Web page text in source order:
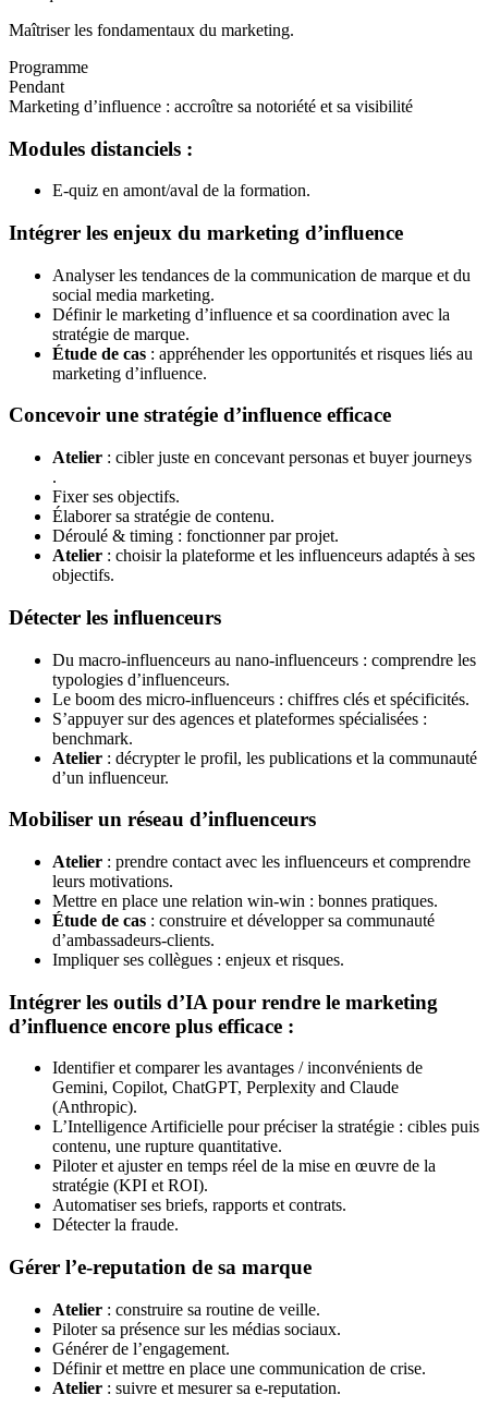
Maîtriser les fondamentaux du marketing.
Programme
Pendant
Marketing d’influence : accroître sa notoriété et sa visibilité
Modules distanciels :
E-quiz en amont/aval de la formation.
Intégrer les enjeux du marketing d’influence
Analyser les tendances de la communication de marque et du
social media marketing.
Définir le marketing d’influence et sa coordination avec la
stratégie de marque.
Étude de cas : appréhender les opportunités et risques liés au
marketing d’influence.
Concevoir une stratégie d’influence efficace
Atelier : cibler juste en concevant personas et buyer journeys
.
Fixer ses objectifs.
Élaborer sa stratégie de contenu.
Déroulé & timing : fonctionner par projet.
Atelier : choisir la plateforme et les influenceurs adaptés à ses
objectifs.
Détecter les influenceurs
Du macro-influenceurs au nano-influenceurs : comprendre les
typologies d’influenceurs.
Le boom des micro-influenceurs : chiffres clés et spécificités.
S’appuyer sur des agences et plateformes spécialisées :
benchmark.
Atelier : décrypter le profil, les publications et la communauté
d’un influenceur.
Mobiliser un réseau d’influenceurs
Atelier : prendre contact avec les influenceurs et comprendre
leurs motivations.
Mettre en place une relation win-win : bonnes pratiques.
Étude de cas : construire et développer sa communauté
d’ambassadeurs-clients.
Impliquer ses collègues : enjeux et risques.
Intégrer les outils d’IA pour rendre le marketing
d’influence encore plus efficace :
Identifier et comparer les avantages / inconvénients de
Gemini, Copilot, ChatGPT, Perplexity and Claude
(Anthropic).
L’Intelligence Artificielle pour préciser la stratégie : cibles puis
contenu, une rupture quantitative.
Piloter et ajuster en temps réel de la mise en œuvre de la
stratégie (KPI et ROI).
Automatiser ses briefs, rapports et contrats.
Détecter la fraude.
Gérer l’e-reputation de sa marque
Atelier : construire sa routine de veille.
Piloter sa présence sur les médias sociaux.
Générer de l’engagement.
Définir et mettre en place une communication de crise.
Atelier : suivre et mesurer sa e-reputation.